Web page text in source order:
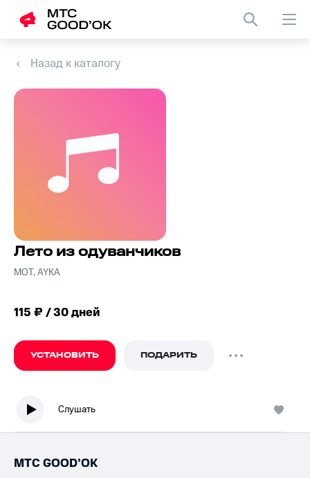
Назад к каталогу
Лето из одуванчиков
МОТ, AYKA
115 ₽ / 30 дней
УСТАНОВИТЬ ПОДАРИТЬ
Слушать
МТС GOOD’OK